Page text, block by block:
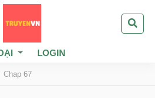
LOGIN
Chap 67